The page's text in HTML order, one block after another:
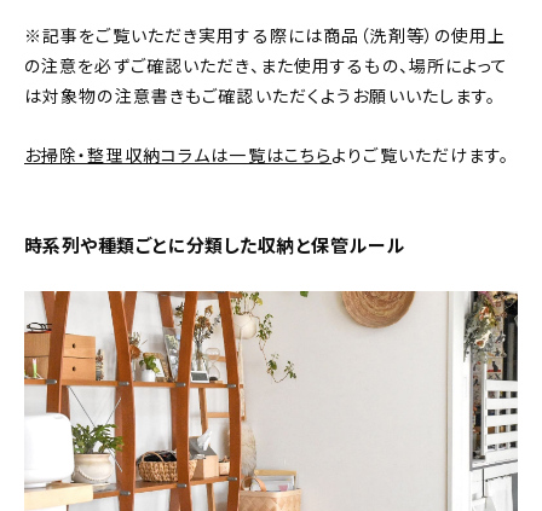
インテリア
暮らし
daily mukuri / アイテム
カテゴリー一覧
新着記事
※記事をご覧いただき実用する際には商品（洗剤等）の使用上
の注意を必ずご確認いただき、また使用するもの、場所によって
は対象物の注意書きもご確認いただくようお願いいたします。
お掃除・整理収納コラムは一覧はこちらよりご覧いただけます。
時系列や種類ごとに分類した収納と保管ルール